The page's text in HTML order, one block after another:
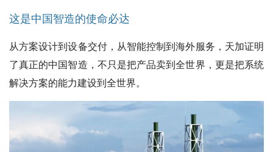
这是中国智造的使命必达
从方案设计到设备交付，从智能控制到海外服务，天加证明
了真正的中国智造，不只是把产品卖到全世界，更是把系统
解决方案的能力建设到全世界。